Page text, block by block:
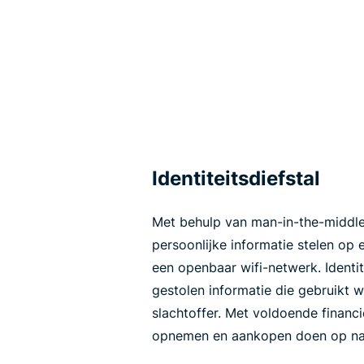
Identiteitsdiefstal
Met behulp van man-in-the-
persoonlijke informatie stelen op
een openbaar wifi-netwerk.
gestolen informatie die gebruikt
slachtoffer. Met voldoende
opnemen en aankopen doen op